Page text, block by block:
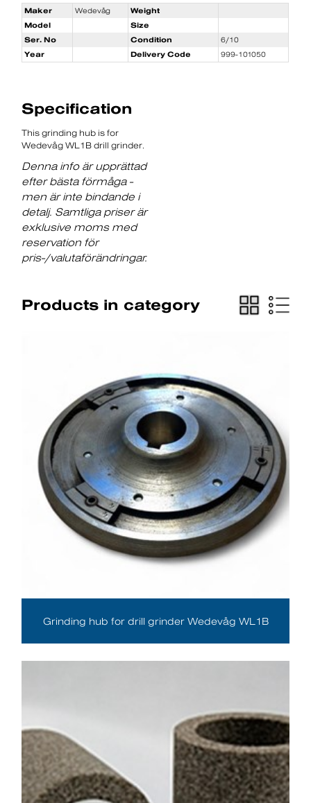
Maker Wedevåg
Weight
Model
Size
Ser. No
Condition
6/10
Year
Delivery Code 999-101050
Specification
This grinding hub is for
Wedevåg WL1B drill grinder.
Denna info är upprättad
efter bästa förmåga -
men är inte bindande i
detalj. Samtliga priser är
exklusive moms med
reservation för
pris-/valutaförändringar.
Products in category
Grinding hub for drill grinder Wedevåg WL1B